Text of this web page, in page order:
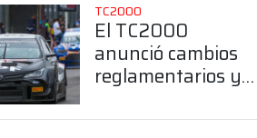
TC2000
El TC2000
anunció cambios
reglamentarios y
2026